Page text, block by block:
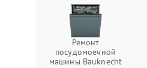
Ремонт
посудомоечной
машины Bauknecht